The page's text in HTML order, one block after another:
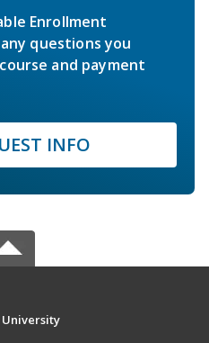
Enrollment
questions you
and payment
INFO